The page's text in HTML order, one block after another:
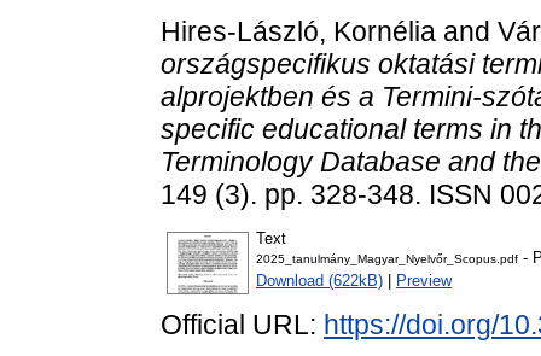
Hires-László, Kornélia and
országspecifikus oktatási
alprojektben és a Termini-
specific educational terms in
Terminology Database and
149 (3). pp. 328-348. ISSN
Text
2025_tanulmány_Magyar_Nyelvőr_Scopus.pdf -
Download (622kB)
Preview
Official URL: https://doi.org/